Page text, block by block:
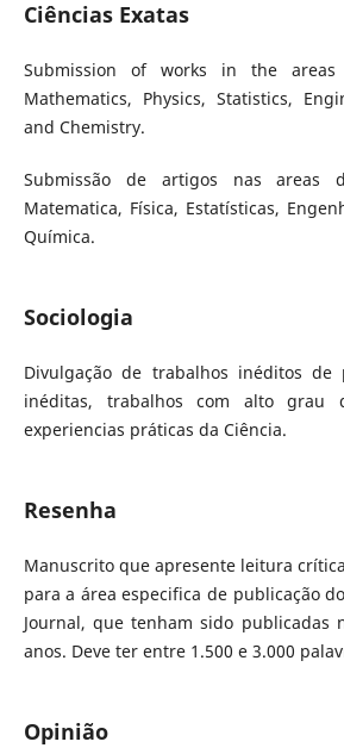
Ciências Exatas
Submission of works in the areas
Mathematics, Physics, Statistics,
and Chemistry.
Submissão de artigos nas areas
Matematica, Física, Estatísticas,
Química.
Sociologia
Divulgação de trabalhos inéditos de
inéditas, trabalhos com alto grau
experiencias práticas da Ciência.
Resenha
Manuscrito que apresente leitura
para a área especifica de publicação
Journal, que tenham sido publicadas
anos. Deve ter entre 1.500 e 3.000
Opinião